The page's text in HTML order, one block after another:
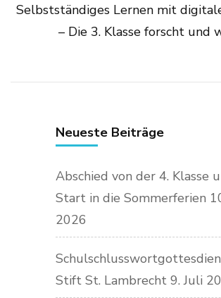
Selbstständiges Lernen mit
– Die 3. Klasse forscht und
Neueste Beiträge
Abschied von der 4. Klasse
Start in die Sommerferien
2026
Stift St. Lambrecht 9. Juli